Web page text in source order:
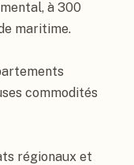
à 300
maritime.
commodités
régionaux et